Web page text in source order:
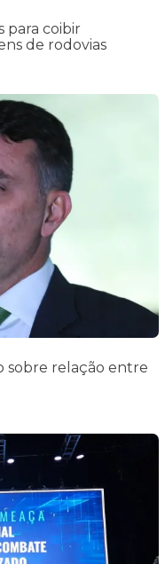
para coibir
de rodovias
sobre relação entre